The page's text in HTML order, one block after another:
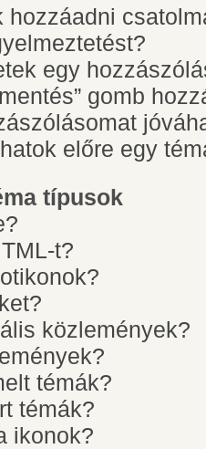
hozzáadni
egy
gomb
előre egy
típusok
t?
közlemények?
témák?
témák?
ikonok?